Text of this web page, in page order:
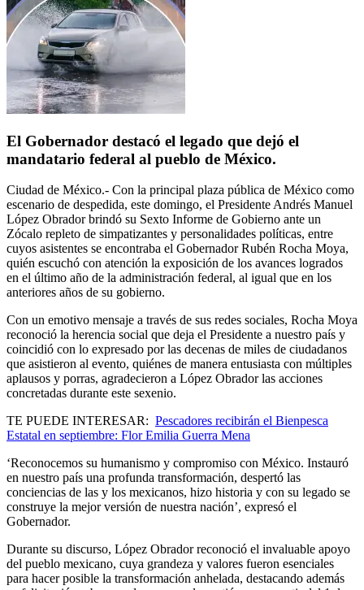
El Gobernador destacó el legado que dejó el
mandatario federal al pueblo de México.
Ciudad de México.- Con la principal plaza pública de México como
escenario de despedida, este domingo, el Presidente Andrés Manuel
López Obrador brindó su Sexto Informe de Gobierno ante un
Zócalo repleto de simpatizantes y personalidades políticas, entre
cuyos asistentes se encontraba el Gobernador Rubén Rocha Moya,
quién escuchó con atención la exposición de los avances logrados
en el último año de la administración federal, al igual que en los
anteriores años de su gobierno.
Con un emotivo mensaje a través de sus redes sociales, Rocha Moya
reconoció la herencia social que deja el Presidente a nuestro país y
coincidió con lo expresado por las decenas de miles de ciudadanos
que asistieron al evento, quiénes de manera entusiasta con múltiples
aplausos y porras, agradecieron a López Obrador las acciones
concretadas durante este sexenio.
TE PUEDE INTERESAR: Pescadores recibirán el Bienpesca
Estatal en septiembre: Flor Emilia Guerra Mena
‘Reconocemos su humanismo y compromiso con México. Instauró
en nuestro país una profunda transformación, despertó las
conciencias de las y los mexicanos, hizo historia y con su legado se
construye la mejor versión de nuestra nación’, expresó el
Gobernador.
Durante su discurso, López Obrador reconoció el invaluable apoyo
del pueblo mexicano, cuya grandeza y valores fueron esenciales
para hacer posible la transformación anhelada, destacando además